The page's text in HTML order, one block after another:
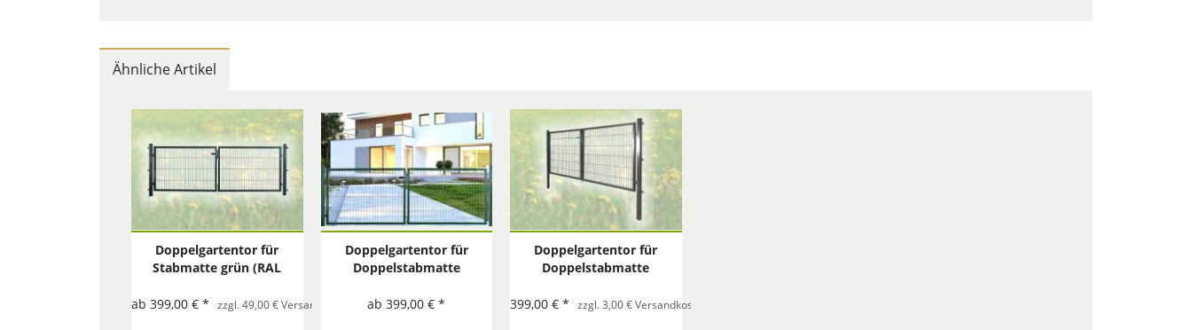
Ähnliche Artikel
Doppelgartentor für
Stabmatte grün (RAL
ab 399,00 € * zzgl. 49,00 € Versand mit Spedition pro Bestellung
Doppelgartentor für
Doppelstabmatte
zweiflügelig
ab 399,00 € *
Doppelgartentor für
Doppelstabmatte
zweiflügelig
399,00 € * zzgl. 3,00 € Versandkostenzuschlag